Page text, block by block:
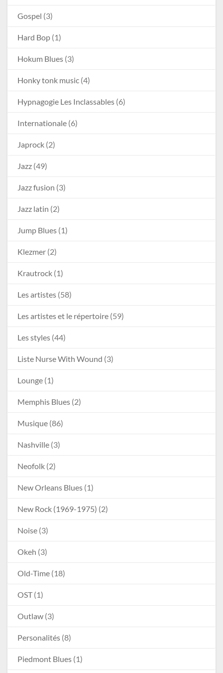
Gospel (3)
Hard Bop (1)
Hokum Blues (3)
Honky tonk music (4)
Hypnagogie Les Inclassables (6)
Internationale (6)
Japrock (2)
Jazz (49)
Jazz fusion (3)
Jazz latin (2)
Jump Blues (1)
Klezmer (2)
Krautrock (1)
Les artistes (58)
Les artistes et le répertoire (59)
Les styles (44)
Liste Nurse With Wound (3)
Lounge (1)
Memphis Blues (2)
Musique (86)
Nashville (3)
Neofolk (2)
New Orleans Blues (1)
New Rock (1969-1975) (2)
Noise (3)
Okeh (3)
Old-Time (18)
OST(1)
Outlaw (3)
Personalités (8)
Piedmont Blues (1)